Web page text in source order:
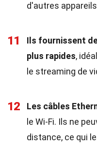
d'autres
11
Ils fournissent
plus rapides,
le streaming de
12 Les câbles
le Wi-Fi. Ils ne
distance, ce qui